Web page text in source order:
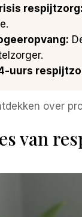
respijtzorg:
uurs
over
van